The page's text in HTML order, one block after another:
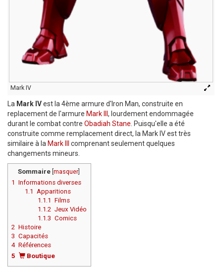
Mark IV
La Mark IVest la 4ème armure d'Iron Man, construite en
replacement de l'armure Mark III , lourdement endommagée
durant le combat contre Obadiah Stane . Puisqu'elle a été
construite comme remplacement direct, la Mark IV est très
similaire à la Mark III
comprenant seulement quelques
changements mineurs.
Sommaire[masquer]
1 Informations diverses
1.1
Apparitions
1.1.1
Films
1.1.2 Jeux Vidéo
1.1.3 Comics
2 Histoire
3 Capacités
4 Références
5
Boutique